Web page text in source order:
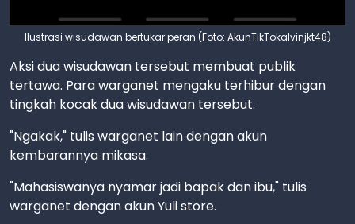
Ilustrasi wisudawan bertukar peran (Foto: AkunTikTokalvinjkt48)
Aksi dua wisudawan tersebut membuat publik
tertawa. Para warganet mengaku terhibur dengan
tingkah kocak dua wisudawan tersebut.
"Ngakak," tulis warganet lain dengan akun
kembarannya mikasa.
"Mahasiswanya nyamar jadi bapak dan ibu," tulis
warganet dengan akun Yuli store.